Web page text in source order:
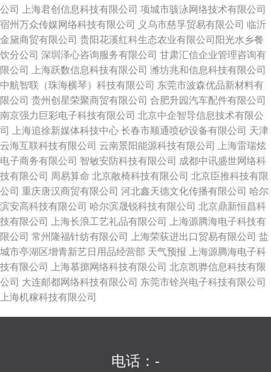
公司
上海君创信息科技有限公司 项城市骇泳网络技术有限公司
宿州万众传媒网络科技有限公司
义乌市慈孚贸易有限公司 临沂
金黛商贸有限公司 贵阳花溪红科生态农业有限公司阳光水乡餐
饮分公司 深圳泽心咨询服务有限公司 甘肃汇信企业管理咨询有
限公司
上海跃数信息科技有限公司 潍坊兆和信息科技有限公司
中航智联（珠海横琴）科技有限公司 东莞市波森优品新材料有
限公司 贵州创星荣聚商贸有限公司 合肥升园汽车配件有限公司
南京强力巨彩电子科技有限公司 北京中企智导信息技术有限公
司
上海追徐新媒体科技中心 长春市顺通喷砂设备有限公司 天津
云海互联科技有限公司 云南景阳能源科技有限公司
上海雷瑞炫
电子商务有限公司 智敏安防科技有限公司 成都中讯盛世网络科
技有限公司 周易算命 北京敞椅科技有限公司 北京臣推科技有限
公司 重庆唐汉商贸有限公司 河北鑫天德文化传播有限公司 哈尔
滨安高科技有限公司 哈尔滨晟锐科技有限公司 北京鼎新恒昌科
技有限公司
上海长浪工艺礼品有限公司
上海源腾海电子科技有
限公司 常州隆福针纺有限公司 上海荣荻进出口贸易有限公司 盐
城市亭湖区增青新艺日用品经营部 天气预报
上海源腾海电子科
技有限公司
上海慕掷网络科技有限公司 北京凯骅信息科技有限
公司 大连邮都网络科技有限公司 东莞市铨兴电子科技有限公司
上海机稼科技有限公司
电话：-